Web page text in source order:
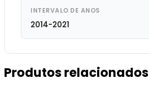
INTERVALO DE ANOS
2014-2021
Produtos relacionados